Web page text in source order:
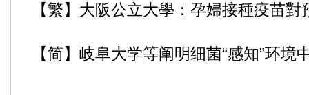
【繁】大阪公立大學：孕婦接種疫苗
【简】岐阜大学等阐明细菌“感知”环境